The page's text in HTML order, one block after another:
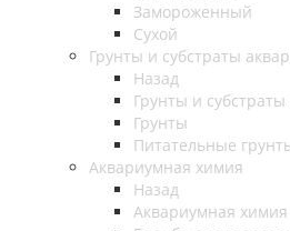
Замороженный
Сухой
Грунты и субстраты
Назад
Грунты и
Грунты
Питательные
Аквариумная химия
Назад
Аквариумная химия